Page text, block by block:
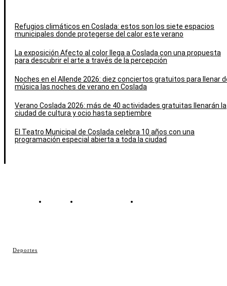
Deportes
Refugios climáticos en Coslada: estos son los siete espacios
municipales donde protegerse del calor este verano
La exposición Afecto al color llega a Coslada con una propuesta
para descubrir el arte a través de la percepción
Noches en el Allende 2026: diez conciertos gratuitos para llenar
música las noches de verano en Coslada
Verano Coslada 2026: más de 40 actividades gratuitas llenarán la
ciudad de cultura y ocio hasta septiembre
El Teatro Municipal de Coslada celebra 10 años con una
programación especial abierta a toda la ciudad
Contacto Política de cookies